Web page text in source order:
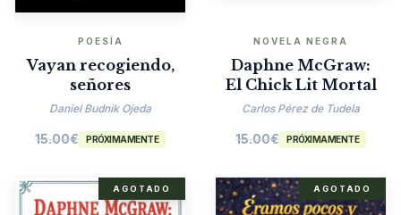
POESÍA
Vayan recogiendo,
señores
Daniel Budnik Ojeda
15.00€ PRÓXIMAMENTE
NOVELA NEGRA
Daphne McGraw:
El Chick Lit Mortal
Carlos Pérez de Tudela
15.00€ PRÓXIMAMENTE
AGOTADO AGOTADO